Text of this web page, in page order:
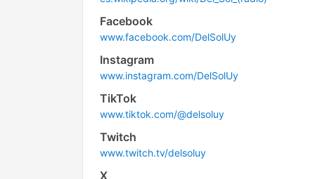
Facebook
www.facebook.com/DelSolUy
Instagram
www.instagram.com/DelSolUy
TikTok
www.tiktok.com/@delsoluy
Twitch
www.twitch.tv/delsoluy
X